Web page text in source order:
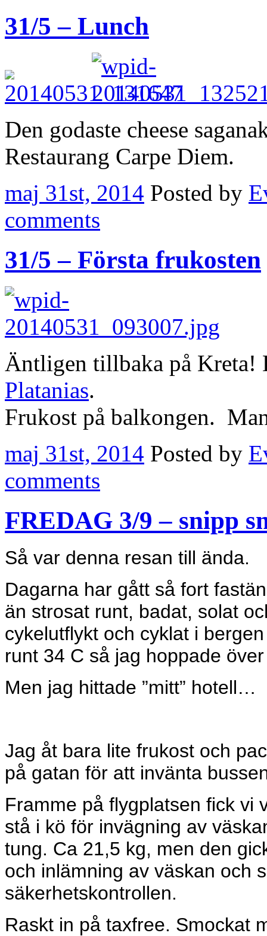
31/5 – Lunch
Den godaste cheese
Restaurang Carpe Diem.
maj 31st, 2014 Posted by
comments
31/5 – Första frukosten
Äntligen tillbaka på Kreta!
Platanias.
Frukost på balkongen.
maj 31st, 2014 Posted by
comments
FREDAG 3/9 – snipp
Så var denna resan till ända.
Dagarna har gått så fort
än strosat runt, badat, solat
cykelutflykt och cyklat i
runt 34 C så jag hoppade
Men jag hittade ”mitt” hotell…
Jag åt bara lite frukost och
på gatan för att invänta
Framme på flygplatsen fick vi
stå i kö för invägning av
tung. Ca 21,5 kg, men den
och inlämning av väskan och
säkerhetskontrollen.
Raskt in på taxfree. Smockat